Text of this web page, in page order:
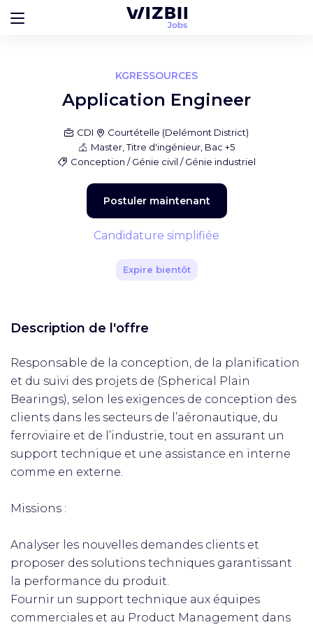
KGRESSOURCES
Application Engineer
CDI Courtételle (Delémont District)
Master, Titre d'ingénieur, Bac +5
Conception / Génie civil / Génie industriel
Postuler maintenant
Candidature simplifiée
Expire bientôt
Description de l'offre
Responsable de la conception, de la planification
et du suivi des projets de (Spherical Plain
Bearings), selon les exigences de conception des
clients dans les secteurs de l’aéronautique, du
ferroviaire et de l’industrie, tout en assurant un
support technique et une assistance en interne
comme en externe.
Missions :
Analyser les nouvelles demandes clients et
proposer des solutions techniques garantissant
la performance du produit.
Fournir un support technique aux équipes
commerciales et au Product Management dans